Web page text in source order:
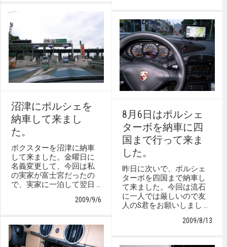
沼津にポルシェを
納車して来まし
た。
ボクスターを沼津に納車
して来ました。金曜日に
名義変更して、今回は私
の実家が富士宮だったの
で、実家に一泊して翌日 …
2009/9/6
8月6日はポルシェ
ターボを納車に四
国まで行って来ま
した。
昨日に次いで、ポルシェ
ターボを四国まで納車し
て来ました。今回は流石
に一人では厳しいので友
人のS君をお願いしまし …
2009/8/13